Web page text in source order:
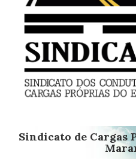
Sindicato de Cargas